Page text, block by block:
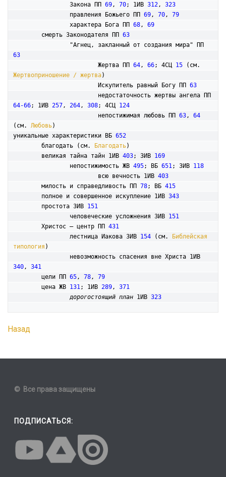
		Закона ПП
69, 70; 1ИВ 312, 323
		правления Божьего ПП
69, 70, 79
		характера Бога ПП
68, 69
	смерть Законодателя ПП
63
63
			Жертва ПП
64, 66; 4СЦ 15
Жертвоприношение / жертва)
			Искупитель равный Богу ПП
63
64-66; 1ИВ 257, 264, 308; 4СЦ 124
			непостижимая любовь ПП
63, 64
(см. Любовь)
уникальные характеристики ВБ 652
	благодать (см.
Благодать)
	великая тайна тайн 1ИВ
403; 3ИВ 169
		непостижимость ЖВ
495; ВБ 651; 3ИВ 118
			всю вечность 1ИВ
403
	милость и справедливость ПП
78; ВБ 415
	полное и совершенное искупление 1ИВ
343
	простота 3ИВ
151
		человеческие усложнения 3ИВ
151
	Христос – центр ПП
431
		лестница Иакова 3ИВ
154 (см.
Библейская
типология )
340, 341
	цели ПП
65, 78, 79
	цена ЖВ
131; 1ИВ 289, 371
дорогостоящий план 1ИВ 323
Назад
© Все права защищены
ПОДПИСАТЬСЯ: